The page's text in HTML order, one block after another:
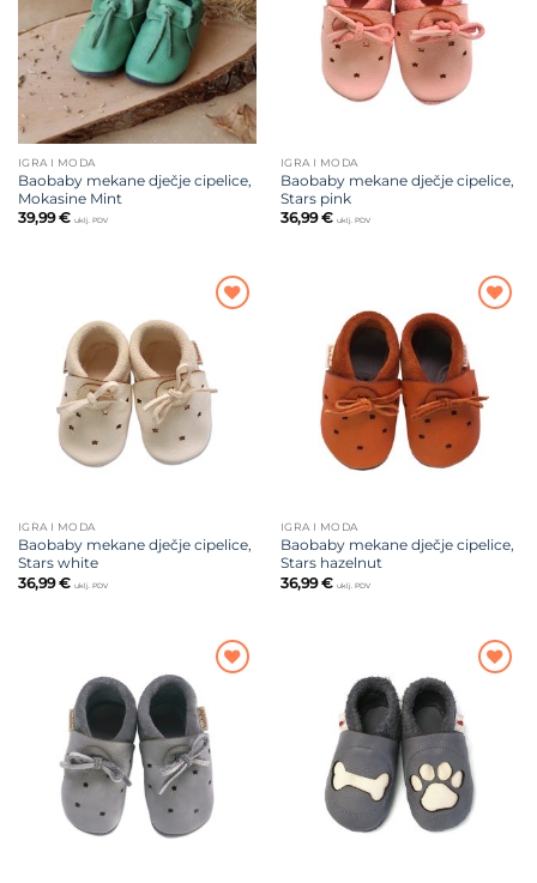
IGRA I MODA
Baobaby mekane dječje cipelice,
Mokasine Mint
39,99€ uklj. PDV
IGRA I MODA
Baobaby mekane dječje cipelice,
Stars pink
36,99€ uklj. PDV
IGRA I MODA
Baobaby mekane dječje cipelice,
Stars white
36,99€ uklj. PDV
na listu
IGRA I MODA
Baobaby mekane dječje cipelice,
Stars hazelnut
36,99€ uklj. PDV
na listu
želja